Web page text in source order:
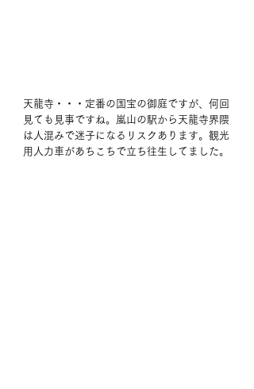
天龍寺・・・定番の国宝の御庭ですが、何回
見ても見事ですね。嵐山の駅から天龍寺界隈
は人混みで迷子になるリスクあります。観光
用人力車があちこちで立ち往生してました。